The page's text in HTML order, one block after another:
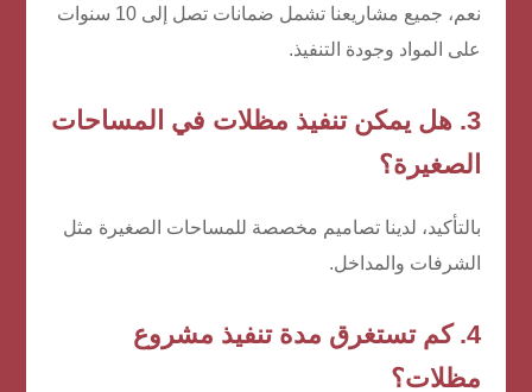
نعم، جميع مشاريعنا تشمل ضمانات تصل إلى 10 سنوات
على المواد وجودة التنفيذ.
3. هل يمكن تنفيذ مظلات في المساحات
الصغيرة؟
بالتأكيد، لدينا تصاميم مخصصة للمساحات الصغيرة مثل
الشرفات والمداخل.
4. كم تستغرق مدة تنفيذ مشروع
مظلات؟